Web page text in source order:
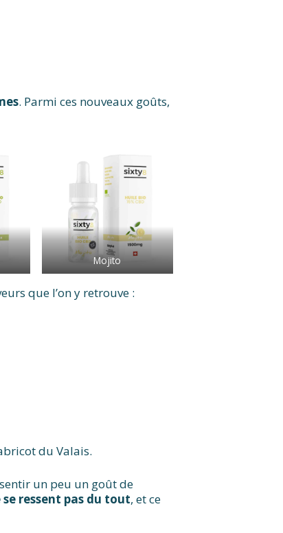
. Parmi ces nouveaux goûts,
Mojito
que l’on y retrouve :
du Valais.
un peu un goût de
ressent pas du tout, et ce